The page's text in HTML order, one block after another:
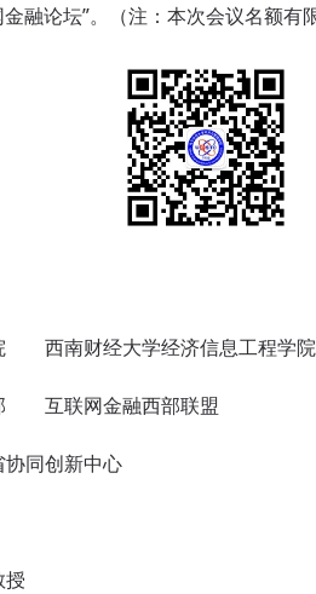
融论坛”。（注：本次会议名额有限
西南财经大学经济信息工程学院
互联网金融西部联盟
同创新中心